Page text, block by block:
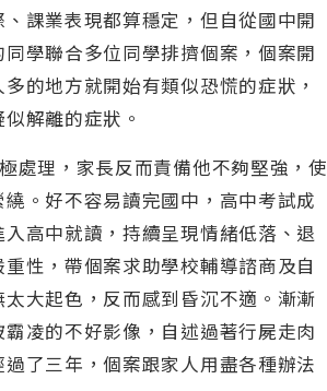
課業表現都算穩定，但自從國中開
學聯合多位同學排擠個案，個案開
的地方就開始有類似恐慌的症狀，
解離的症狀。
處理，家長反而責備他不夠堅強，使
。好不容易讀完國中，高中考試成
高中就讀，持續呈現情緒低落、退
性，帶個案求助學校輔導諮商及自
大起色，反而感到昏沉不適。漸漸
凌的不好影像，自述過著行屍走肉
了三年，個案跟家人用盡各種辦法